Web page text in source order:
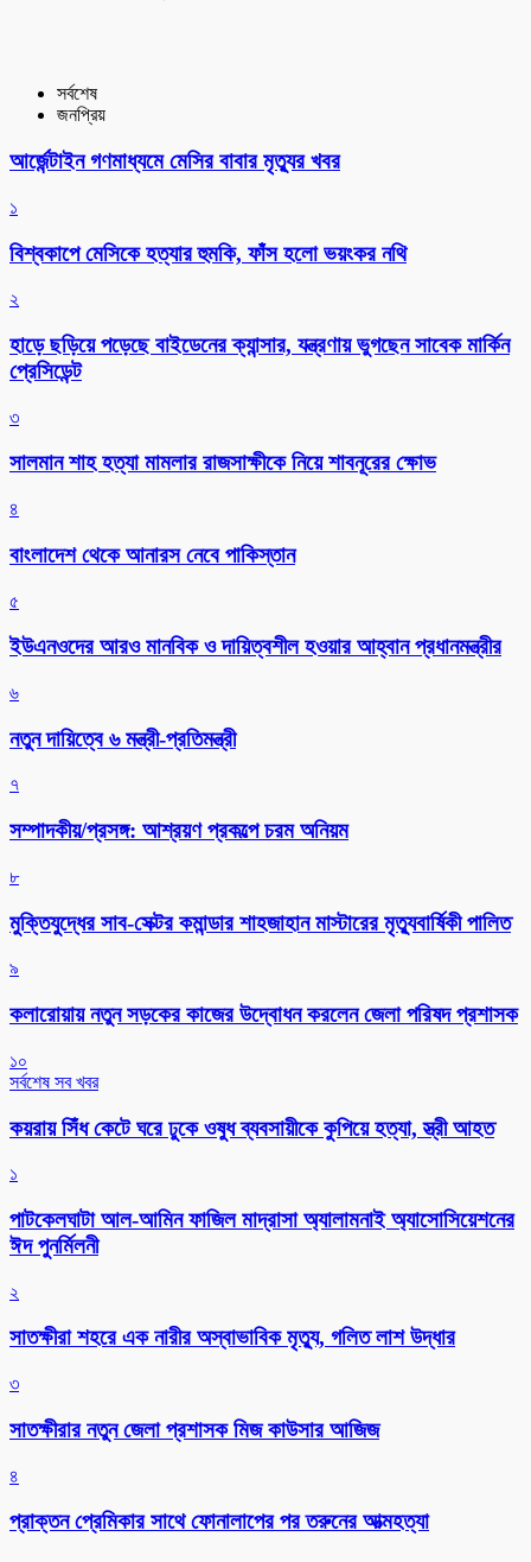
সর্বশেষ
জনপ্রিয়
আর্জেন্টাইন গণমাধ্যমে মেসির বাবার মৃত্যুর খবর
১
বিশ্বকাপে মেসিকে হত্যার হুমকি, ফাঁস হলো ভয়ংকর নথি
২
হাড়ে ছড়িয়ে পড়েছে বাইডেনের ক্যান্সার, যন্ত্রণায় ভুগছেন সাবেক মার্কিন
প্রেসিডেন্ট
৩
সালমান শাহ হত্যা মামলার রাজসাক্ষীকে নিয়ে শাবনূরের ক্ষোভ
৪
বাংলাদেশ থেকে আনারস নেবে পাকিস্তান
৫
ইউএনওদের আরও মানবিক ও দায়িত্বশীল হওয়ার আহ্বান প্রধানমন্ত্রীর
৬
নতুন দায়িত্বে ৬ মন্ত্রী-প্রতিমন্ত্রী
৭
সম্পাদকীয়/প্রসঙ্গ: আশ্রয়ণ প্রকল্পে চরম অনিয়ম
৮
মুক্তিযুদ্ধের সাব-সেক্টর কমান্ডার শাহজাহান মাস্টারের মৃত্যুবার্ষিকী পালিত
৯
কলারোয়ায় নতুন সড়কের কাজের উদ্বোধন করলেন জেলা পরিষদ প্রশাসক
১০
সর্বশেষ সব খবর
কয়রায় সিঁধ কেটে ঘরে ঢুকে ওষুধ ব্যবসায়ীকে কুপিয়ে হত্যা, স্ত্রী আহত
১
পাটকেলঘাটা আল-আমিন ফাজিল মাদ্রাসা অ্যালামনাই অ্যাসোসিয়েশনের
ঈদ পুনর্মিলনী
২
সাতক্ষীরা শহরে এক নারীর অস্বাভাবিক মৃত্যু, গলিত লাশ উদ্ধার
৩
সাতক্ষীরার নতুন জেলা প্রশাসক মিজ কাউসার আজিজ
৪
প্রাক্তন প্রেমিকার সাথে ফোনালাপের পর তরুনের আত্মহত্যা